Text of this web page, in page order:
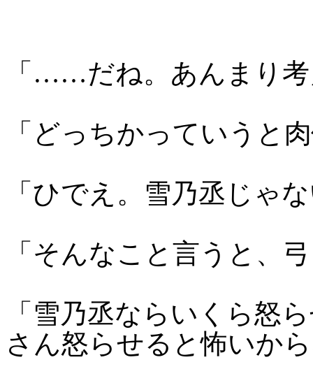
「……だね。あんまり
「どっちかっていうと
「ひでえ。雪乃丞じゃ
「そんなこと言うと、
「雪乃丞ならいくら怒
さん怒らせると怖いか